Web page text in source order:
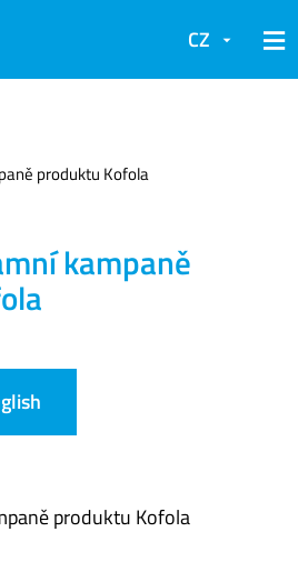
CZ
produktu Kofola
kampaně
produktu Kofola